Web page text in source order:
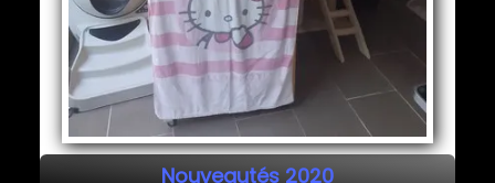
Nouveautés 2020